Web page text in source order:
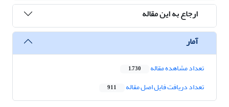
ارجاع به این مقاله
آمار
تعداد مشاهده مقاله 1,730
تعداد دریافت فایل اصل مقاله 911